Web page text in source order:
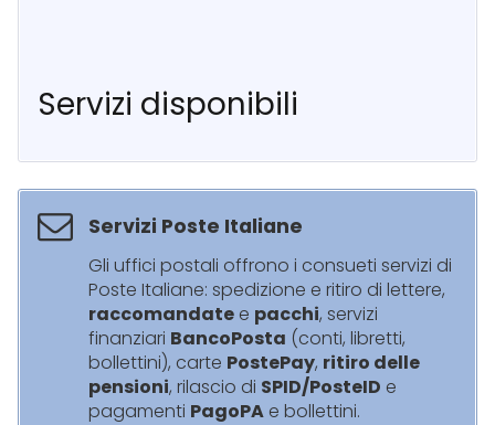
Servizi disponibili
Servizi Poste Italiane
Gli uffici postali offrono i consueti servizi di
Poste Italiane: spedizione e ritiro di lettere,
raccomandate e pacchi, servizi
finanziari BancoPosta (conti, libretti,
bollettini), carte PostePay, ritiro delle
pensioni, rilascio di SPID/PosteID e
pagamenti PagoPA e bollettini.